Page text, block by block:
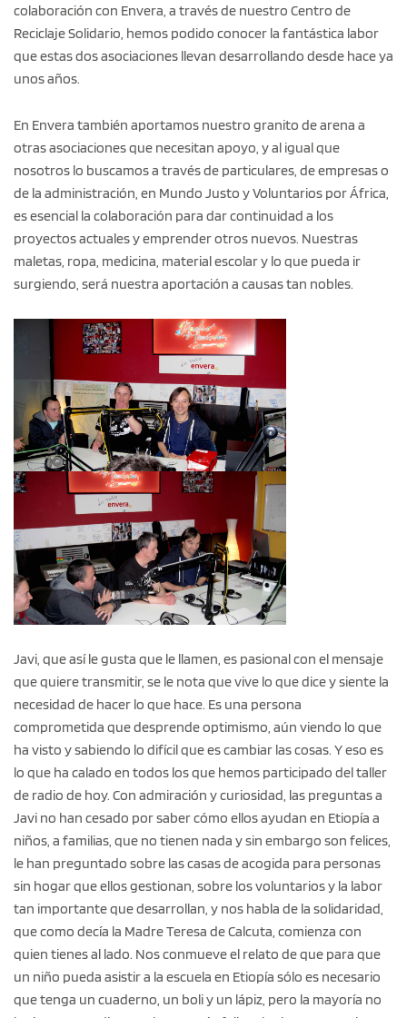
colaboración con Envera, a través de nuestro Centro de
Reciclaje Solidario, hemos podido conocer la fantástica labor
que estas dos asociaciones llevan desarrollando desde hace ya
unos años.
En Envera también aportamos nuestro granito de arena a
otras asociaciones que necesitan apoyo, y al igual que
nosotros lo buscamos a través de particulares, de empresas o
de la administración, en Mundo Justo y Voluntarios por África,
es esencial la colaboración para dar continuidad a los
proyectos actuales y emprender otros nuevos. Nuestras
maletas, ropa, medicina, material escolar y lo que pueda ir
surgiendo, será nuestra aportación a causas tan nobles.
Javi, que así le gusta que le llamen, es pasional con el mensaje
que quiere transmitir, se le nota que vive lo que dice y siente la
necesidad de hacer lo que hace. Es una persona
comprometida que desprende optimismo, aún viendo lo que
ha visto y sabiendo lo difícil que es cambiar las cosas. Y eso es
lo que ha calado en todos los que hemos participado del taller
de radio de hoy. Con admiración y curiosidad, las preguntas a
Javi no han cesado por saber cómo ellos ayudan en Etiopía a
niños, a familias, que no tienen nada y sin embargo son felices,
le han preguntado sobre las casas de acogida para personas
sin hogar que ellos gestionan, sobre los voluntarios y la labor
tan importante que desarrollan, y nos habla de la solidaridad,
que como decía la Madre Teresa de Calcuta, comienza con
quien tienes al lado. Nos conmueve el relato de que para que
un niño pueda asistir a la escuela en Etiopía sólo es necesario
que tenga un cuaderno, un boli y un lápiz, pero la mayoría no